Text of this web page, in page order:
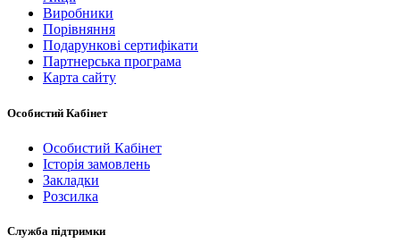
Виробники
Порівняння
Подарункові сертифікати
Партнерська програма
Карта сайту
Особистий Кабінет
Особистий Кабінет
Історія замовлень
Закладки
Розсилка
Служба підтримки